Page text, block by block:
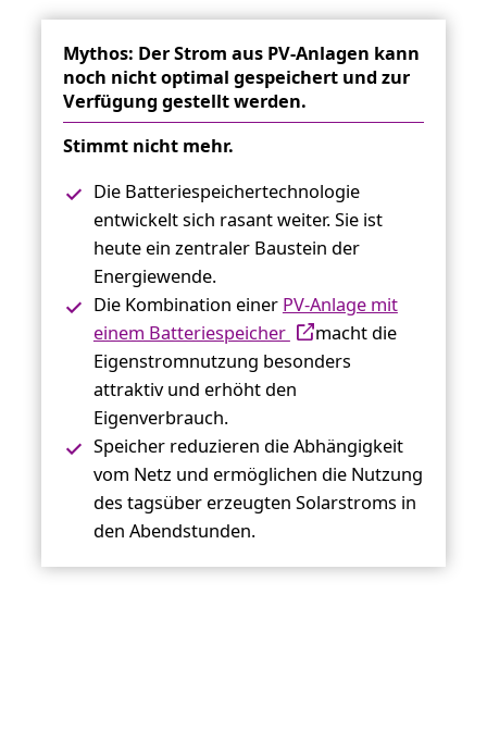
Mythos: Der Strom aus PV-Anlagen kann
noch nicht optimal gespeichert und zur
Verfügung gestellt werden.
Stimmt nicht mehr.
Die Batteriespeichertechnologie
entwickelt sich rasant weiter. Sie ist
heute ein zentraler Baustein der
Energiewende.
Die Kombination einer PV-Anlage mit
einem Batteriespeicher
macht die
Eigenstromnutzung besonders
attraktiv und erhöht den
Eigenverbrauch.
Speicher reduzieren die Abhängigkeit
vom Netz und ermöglichen die Nutzung
des tagsüber erzeugten Solarstroms in
den Abendstunden.